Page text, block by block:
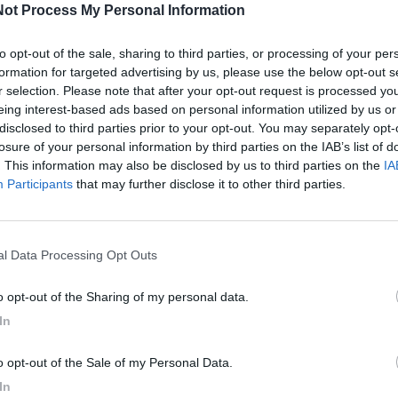
Process My Personal Information
opt-out of the sale, sharing to third parties, or processing of your
for targeted advertising by us, please use the below opt-out
selection. Please note that after your opt-out request is processed
interest-based ads based on personal information utilized by us
to third parties prior to your opt-out. You may separately
of your personal information by third parties on the IAB’s list of
This information may also be disclosed by us to third parties on the
Participants that may further disclose it to other third parties.
Data Processing Opt Outs
opt-out of the Sharing of my personal data.
opt-out of the Sale of my Personal Data.
20:30, piazza Cesare Battistiospiterà ilGelato
artigianale. Una serata che unisce gusto,
autentici del territorio e valorizzare il mestiere
serata sarà animata dalla
spettacoli di magia, mascotte, trucca
tua città direttamente sul tuo smartphone.